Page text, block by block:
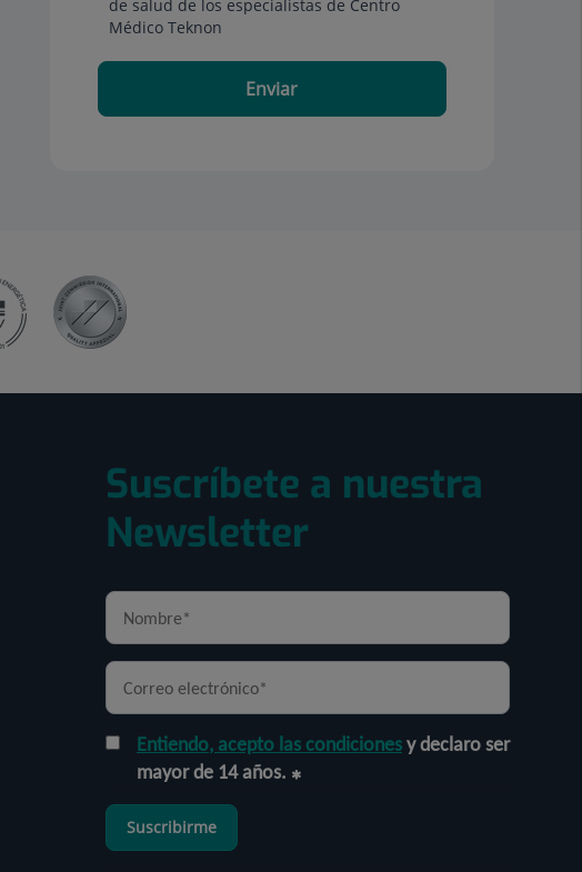
de salud de los especialistas de Centro
Médico Teknon
Enviar
Suscríbete a nuestra
Newsletter
Entiendo, acepto las condicionesy declaro ser
mayor de 14 años.
Suscribirme